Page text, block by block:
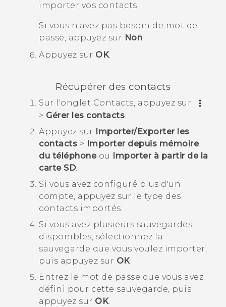
importer vos contacts.
Si vous n'avez pas besoin de mot de
passe, appuyez sur Non.
Appuyez sur OK.
Récupérer des contacts
Sur l'onglet Contacts, appuyez sur
> Gérer les contacts.
Appuyez sur Importer/Exporter les
contacts > Importer depuis mémoire
du téléphoneou Importer à partir de la
carte SD.
Si vous avez configuré plus d'un
compte, appuyez sur le type des
contacts importés.
Si vous avez plusieurs sauvegardes
disponibles, sélectionnez la
sauvegarde que vous voulez importer,
puis appuyez sur OK.
Entrez le mot de passe que vous avez
défini pour cette sauvegarde, puis
appuyez sur OK.